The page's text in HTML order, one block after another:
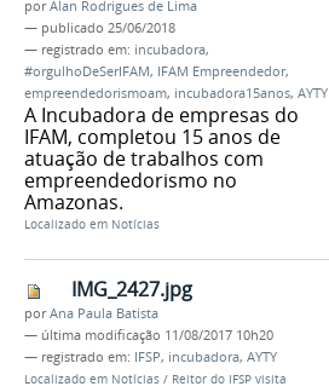
porAlan Rodrigues de Lima
— publicado 25/06/2018
— registrado em: incubadora,
#orgulhoDeSerIFAM, IFAM Empreendedor,
empreendedorismoam, incubadora15anos, AYTY
A Incubadora de empresas do
IFAM, completou 15 anos de
atuação de trabalhos com
empreendedorismo no
Amazonas.
Localizado em Notícias
IMG_2427.jpg
porAna Paula Batista
— última modificação 11/08/2017 10h20
— registrado em: IFSP, incubadora, AYTY
Localizado em Notícias / Reitor do IFSP visita